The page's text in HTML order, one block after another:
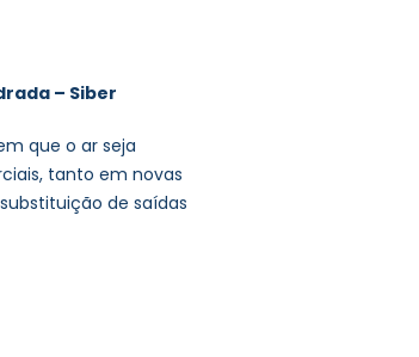
– Siber
que o ar seja
tanto em novas
de saídas